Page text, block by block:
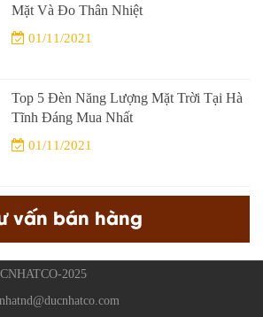
Mặt Và Đo Thân Nhiệt
01/11/2021
Top 5 Đèn Năng Lượng Mặt Trời Tại Hà
Tĩnh Đáng Mua Nhất
01/11/2021
vấn bán hàng
2025
nhatnd@ducnhatco.com